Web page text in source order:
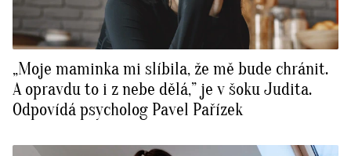
„Moje maminka mi slíbila, že mě bude chránit.
A opravdu to i z nebe dělá,” je v šoku Judita.
Odpovídá psycholog Pavel Pařízek